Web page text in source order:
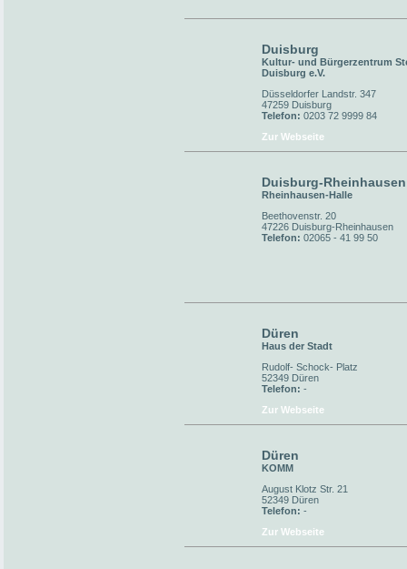
Duisburg
Kultur- und Bürgerzentrum
Duisburg e.V.
Düsseldorfer Landstr. 347
47259 Duisburg
Telefon: 0203 72 9999 84
Zur Webseite
Duisburg-Rheinhausen
Rheinhausen-Halle
Beethovenstr. 20
47226 Duisburg-Rheinhausen
Telefon: 02065 - 41 99 50
Düren
Haus der Stadt
Rudolf- Schock- Platz
52349 Düren
Telefon: -
Zur Webseite
Düren
KOMM
August Klotz Str. 21
52349 Düren
Telefon: -
Zur Webseite